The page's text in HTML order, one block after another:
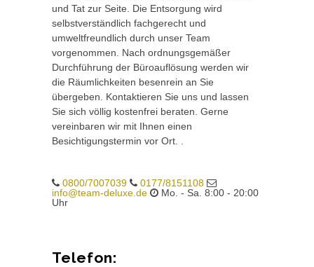
und Tat zur Seite. Die Entsorgung wird
selbstverständlich fachgerecht und
umweltfreundlich durch unser Team
vorgenommen. Nach ordnungsgemäßer
Durchführung der Büroauflösung werden wir
die Räumlichkeiten besenrein an Sie
übergeben. Kontaktieren Sie uns und lassen
Sie sich völlig kostenfrei beraten. Gerne
vereinbaren wir mit Ihnen einen
Besichtigungstermin vor Ort. .
0800/7007039
0177/8151108
info@team-deluxe.de
Mo. - Sa. 8:00 - 20:00
Uhr
Telefon: